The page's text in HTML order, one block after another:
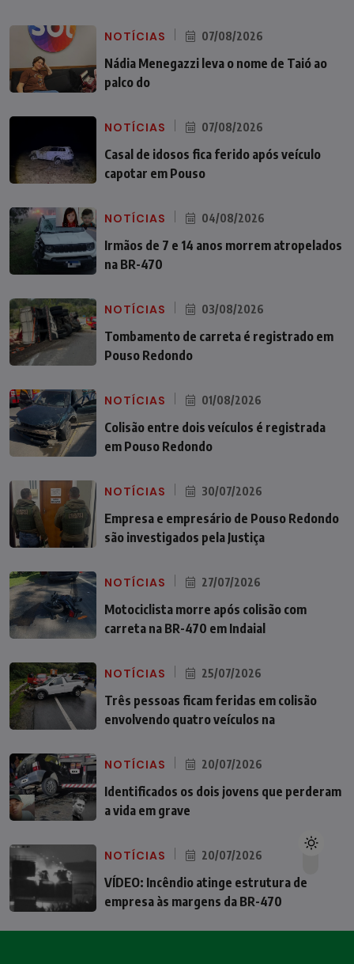
NOTÍCIAS 07/08/2026
Nádia Menegazzi leva o nome de Taió ao
palco do
NOTÍCIAS 07/08/2026
Casal de idosos fica ferido após veículo
capotar em Pouso
NOTÍCIAS 04/08/2026
Irmãos de 7 e 14 anos morrem atropelados
na BR-470
NOTÍCIAS 03/08/2026
Tombamento de carreta é registrado em
Pouso Redondo
NOTÍCIAS 01/08/2026
Colisão entre dois veículos é registrada
em Pouso Redondo
NOTÍCIAS 30/07/2026
Empresa e empresário de Pouso Redondo
são investigados pela Justiça
NOTÍCIAS 27/07/2026
Motociclista morre após colisão com
carreta na BR-470 em Indaial
NOTÍCIAS 25/07/2026
Três pessoas ficam feridas em colisão
envolvendo quatro veículos na
NOTÍCIAS 20/07/2026
Identificados os dois jovens que perderam
a vida em grave
NOTÍCIAS 20/07/2026
VÍDEO: Incêndio atinge estrutura de
empresa às margens da BR-470